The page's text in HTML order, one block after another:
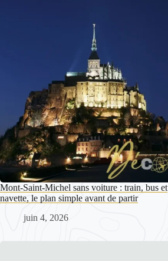
Mont-Saint-Michel sans voiture : train, bus et
navette, le plan simple avant de partir
juin 4, 2026